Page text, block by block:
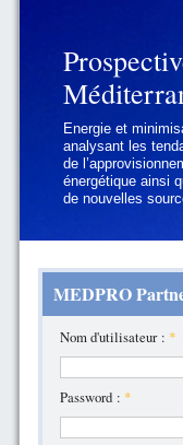
Energie et
analysant les
de
énergétique ainsi
de nouvelles
Géopolitique et
défis politiques
auxquels les pays
doivent faire face
MEDPRO
Nom d'utilisateur : *
Password : *